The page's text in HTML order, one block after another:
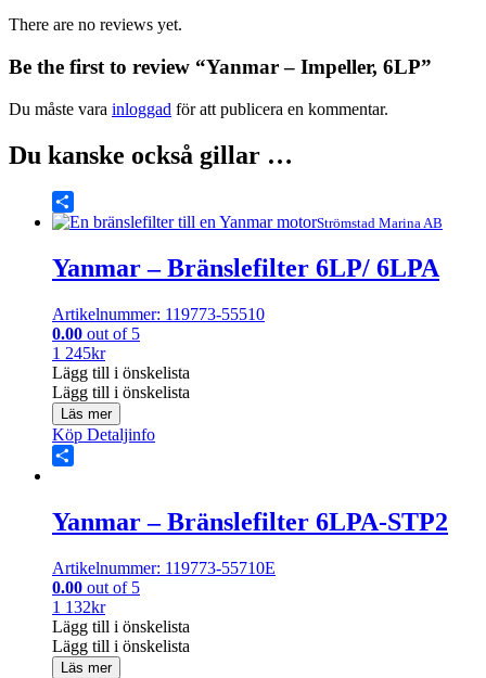
There are no reviews yet.
Be the first to review “Yanmar – Impeller, 6LP”
Du måste vara inloggad för att publicera en kommentar.
Du kanske också gillar …
Share Strömstad Marina AB
Yanmar – Bränslefilter 6LP/ 6LPA
Artikelnummer: 119773-55510
0.00 out of 5
1 245kr
Lägg till i önskelista
Lägg till i önskelista
Läs mer
Köp Detaljinfo
Yanmar – Bränslefilter 6LPA-STP2
Artikelnummer: 119773-55710E
0.00 out of 5
1 132kr
Lägg till i önskelista
Lägg till i önskelista
Läs mer